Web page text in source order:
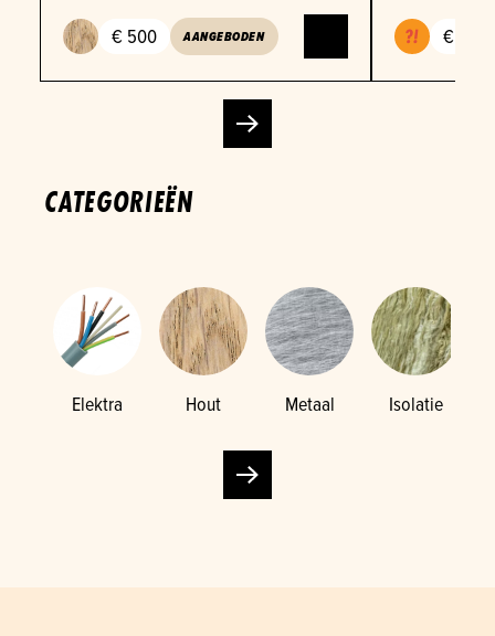
€ 500 AANGEBODEN € 1
CATEGORIEËN
Elektra Hout Metaal Isolatie